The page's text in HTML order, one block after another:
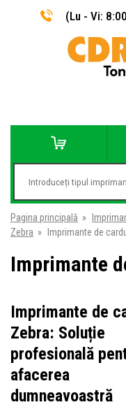
(Lu - Vi:
Pagina principală »
Zebra » Imprimante de
Imprimante
Imprimante de
Zebra: Soluție
profesională
afacerea
dumneavoastră